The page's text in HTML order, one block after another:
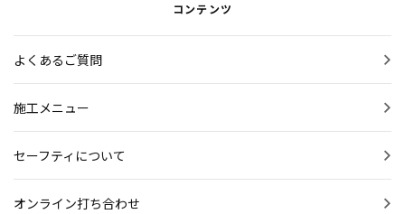
コンテンツ
よくあるご質問
施工メニュー
セーフティについて
オンライン打ち合わせ